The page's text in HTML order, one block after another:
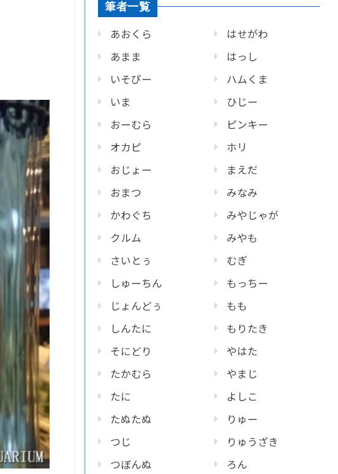
筆者一覧
あおくら
あまま
いそぴー
いま
おーむら
オカピ
おじょー
おまつ
かわぐち
クルム
さいとぅ
しゅーちん
じょんどぅ
しんたに
そにどり
たかむら
たに
たぬたぬ
つじ
つぼんぬ
はせがわ
はっし
ハムくま
ひじー
ピンキー
ホリ
まえだ
みなみ
みやじゃが
みやも
むぎ
もっちー
もも
もりたき
やはた
やまじ
よしこ
りゅー
りゅうざき
ろん